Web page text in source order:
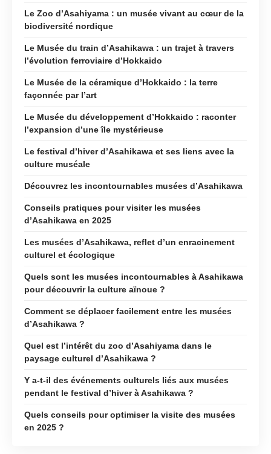
Le Zoo d’Asahiyama : un musée vivant au cœur de la
biodiversité nordique
Le Musée du train d’Asahikawa : un trajet à travers
l’évolution ferroviaire d’Hokkaido
Le Musée de la céramique d’Hokkaido : la terre
façonnée par l’art
Le Musée du développement d’Hokkaido : raconter
l’expansion d’une île mystérieuse
Le festival d’hiver d’Asahikawa et ses liens avec la
culture muséale
Découvrez les incontournables musées d’Asahikawa
Conseils pratiques pour visiter les musées
d’Asahikawa en 2025
Les musées d’Asahikawa, reflet d’un enracinement
culturel et écologique
Quels sont les musées incontournables à Asahikawa
pour découvrir la culture aïnoue ?
Comment se déplacer facilement entre les musées
d’Asahikawa ?
Quel est l’intérêt du zoo d’Asahiyama dans le
paysage culturel d’Asahikawa ?
Y a-t-il des événements culturels liés aux musées
pendant le festival d’hiver à Asahikawa ?
Quels conseils pour optimiser la visite des musées
en 2025 ?